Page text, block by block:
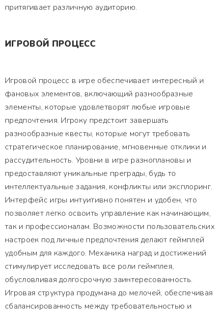
притягивает различную аудиторию.
ИГРОВОЙ ПРОЦЕСС
Игровой процесс в игре обеспечивает интересный и
фановых элементов, включающий разнообразные
элементы, которые удовлетворят любые игровые
предпочтения. Игроку предстоит завершать
разнообразные квесты, которые могут требовать
стратегическое планирование, мгновенные отклики и
рассудительность. Уровни в игре разноплановы и
предоставляют уникальные преграды, будь то
интеллектуальные задания, конфликты или эксплоринг.
Интерфейс игры интуитивно понятен и удобен, что
позволяет легко освоить управление как начинающим,
так и профессионалам. Возможности пользовательских
настроек под личные предпочтения делают геймплей
удобным для каждого. Механика наград и достижений
стимулирует исследовать все роли геймплея,
обусловливая долгосрочную заинтересованность.
Игровая структура продумана до мелочей, обеспечивая
сбалансированность между требовательностью и